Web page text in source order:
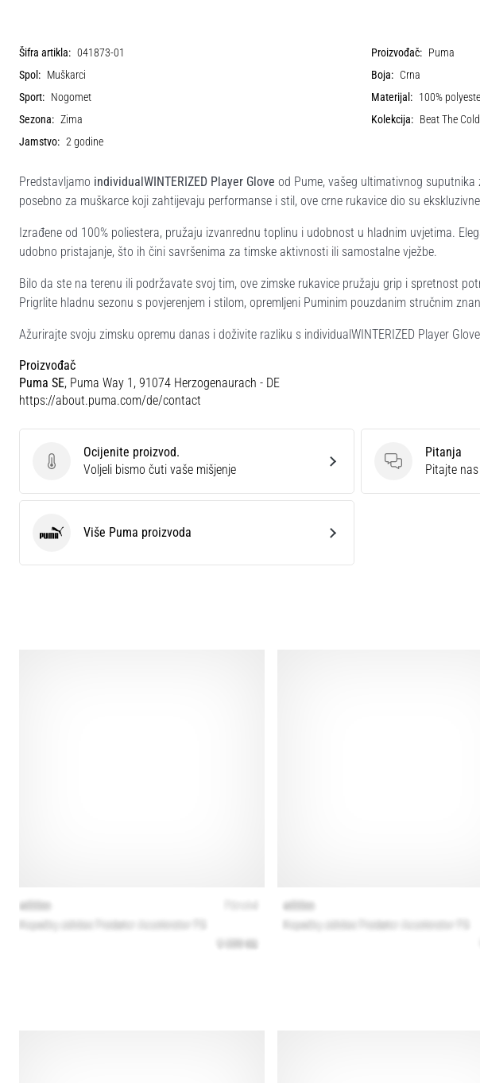
Šifra artikla: 041873-01 Proizvođač: Puma
Spol: Muškarci Boja: Crna
Sport: Nogomet Materijal: 100%
Sezona: Zima Kolekcija: Beat The Cold
Jamstvo: 2 godine
Predstavljamo individualWINTERIZED Player Glove od Pume, vašeg ultimativnog
posebno za muškarce koji zahtijevaju performanse i stil, ove crne rukavice dio su
Izrađene od 100% poliestera, pružaju izvanrednu toplinu i udobnost u hladnim uvjetima.
udobno pristajanje, što ih čini savršenima za timske aktivnosti ili samostalne vježbe.
Bilo da ste na terenu ili podržavate svoj tim, ove zimske rukavice pružaju grip i spretnost
Prigrlite hladnu sezonu s povjerenjem i stilom, opremljeni Puminim pouzdanim stručnim
Ažurirajte svoju zimsku opremu danas i doživite razliku s individualWINTERIZED Player
Proizvođač
Puma SE, Puma Way 1, 91074 Herzogenaurach - DE
https://about.puma.com/de/contact
Ocijenite proizvod.
Ocijenite proizvod.
Voljeli bismo čuti vaše mišjenje
Pitanja
Pitanja
Pitajte
Puma Više Puma proizvoda